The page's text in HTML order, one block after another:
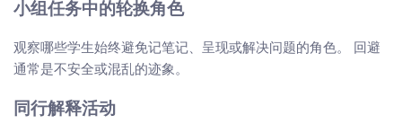
小组任务中的轮换角色
观察哪些学生始终避免记笔记、呈现或解决问题的角色。 回避
通常是不安全或混乱的迹象。
同行解释活动